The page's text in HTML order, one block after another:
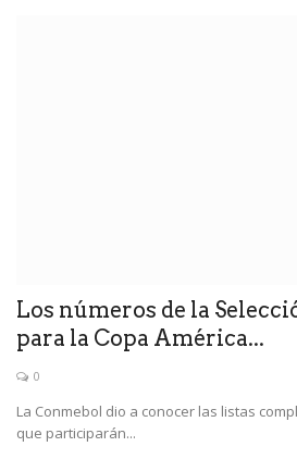
Los números de la
para la Copa América...
0
La Conmebol dio a conocer las listas
que participarán...